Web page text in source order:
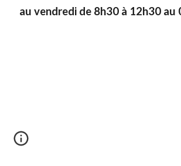
au vendredi de 8h30 à 12h30 au